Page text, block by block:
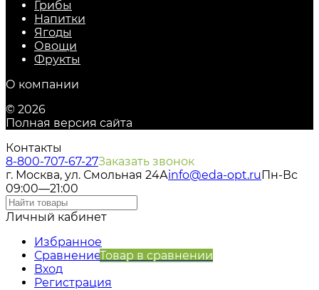
Грибы
Напитки
Ягоды
Овощи
Фрукты
О компании
© 2026
Полная версия сайта
Контакты
8-800-707-67-27Заказать звонок
г. Москва, ул. Смольная 24Аinfo@eda-opt.ruПн-Вс
09:00—21:00
Личный кабинет
Избранное
СравнениеТовар в сравнении
Вход
Регистрация